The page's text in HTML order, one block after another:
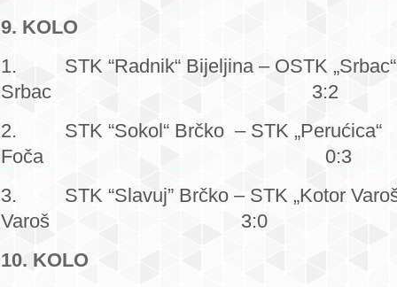
9. KOLO
1. STK “Radnik“ Biјeljina – OSTK „Srbac“
Srbac 3:2
2. STK “Sokol“ Brčko – STK „Perućica“
Foča 0:3
3. STK “Slavuј” Brčko – STK „Kotor
Varoš 3:0
10. KOLO